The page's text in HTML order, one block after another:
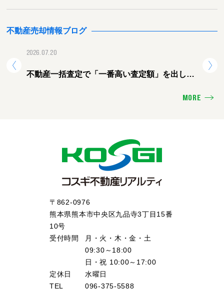
不動産売却情報ブログ
2026.07.20
不動産一括査定で「一番高い査定額」を出した
MORE
〒862-0976
熊本県熊本市中央区九品寺3丁目15番
10号
受付時間
月・火・木・金・土
09:30～18:00
日・祝 10:00～17:00
定休日
水曜日
TEL
096-375-5588